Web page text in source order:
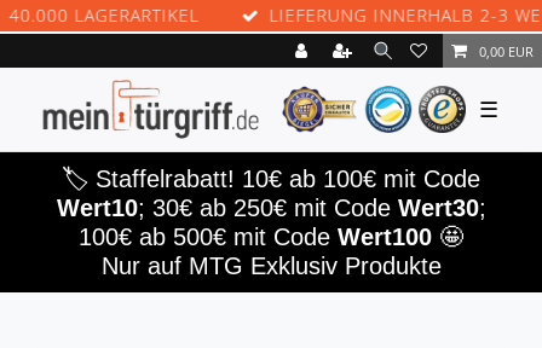
LAGERARTIKEL LIEFERUNG INNERHALB 2-3
0,00 EUR
☰
🏷️ Staffelrabatt! 10€ ab 100€ mit Code
Wert10; 30€ ab 250€ mit Code Wert30;
100€ ab 500€ mit Code Wert100 🤩
Nur auf MTG Exklusiv Produkte